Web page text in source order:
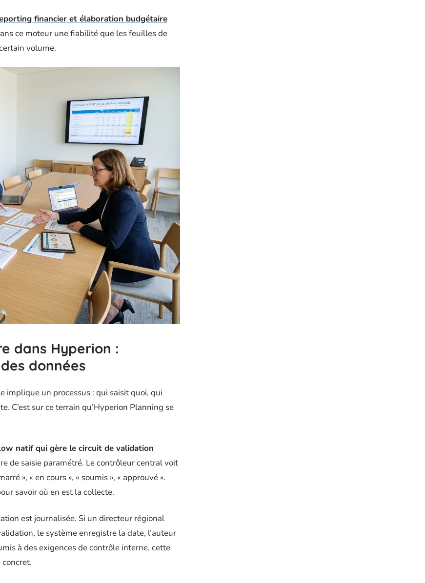
financier et élaboration budgétaire
ce moteur une fiabilité que les feuilles de
volume.
dans Hyperion :
données
implique un processus : qui saisit quoi, qui
C’est sur ce terrain qu’Hyperion Planning se
natif qui gère le circuit de validation
de saisie paramétré. Le contrôleur central voit
», « en cours », « soumis », « approuvé ».
savoir où en est la collecte.
est journalisée. Si un directeur régional
le système enregistre la date, l’auteur
à des exigences de contrôle interne, cette